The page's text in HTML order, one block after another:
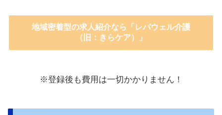
地域密着型の求人紹介なら「レバウェル介護
（旧：きらケア）」
※登録後も費用は一切かかりません！